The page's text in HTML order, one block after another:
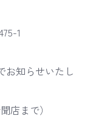
1
お知らせいたし
店まで）